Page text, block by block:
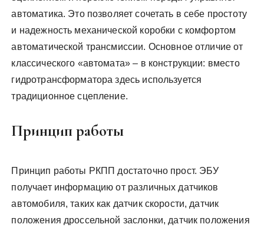
автоматика. Это позволяет сочетать в себе простоту
и надежность механической коробки с комфортом
автоматической трансмиссии. Основное отличие от
классического «автомата» – в конструкции: вместо
гидротрансформатора здесь используется
традиционное сцепление.
Принцип работы
Принцип работы РКПП достаточно прост. ЭБУ
получает информацию от различных датчиков
автомобиля, таких как датчик скорости, датчик
положения дроссельной заслонки, датчик положения